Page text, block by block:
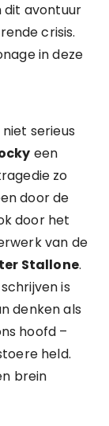
dit avontuur
crisis.
in deze
serieus
een
zo
door de
door het
van de
Stallone.
is
denken als
hoofd –
held.
brein